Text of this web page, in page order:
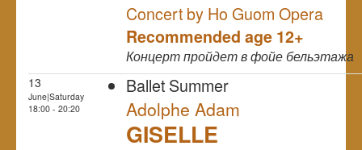
Concert by Ho Guom Opera
Recommended age 12+
Концерт пройдет в фойе бельэтажа
13
June|Saturday
18:00 - 20:20
Ballet Summer
Adolphe Adam
GISELLE